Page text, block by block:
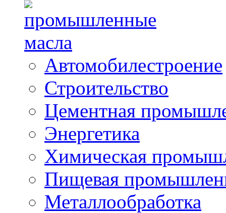
Автомобилестроение
Строительство
Цементная
Энергетика
Химическая
Пищевая
Металлообработка